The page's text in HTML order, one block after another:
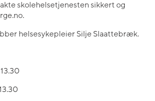
skolehelsetjenesten sikkert og
helsesykepleier Silje Slaattebræk.